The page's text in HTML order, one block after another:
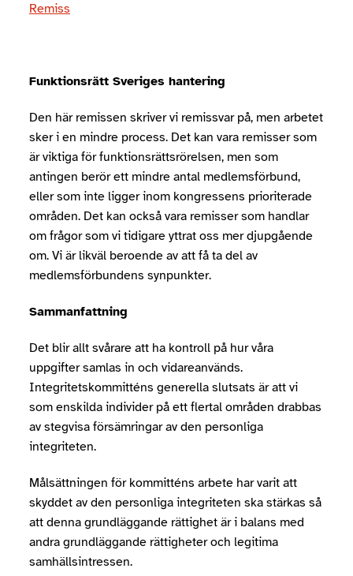
Remiss
Funktionsrätt Sveriges hantering
Den här remissen skriver vi remissvar på, men arbetet
sker i en mindre process. Det kan vara remisser som
är viktiga för funktionsrättsrörelsen, men som
antingen berör ett mindre antal medlemsförbund,
eller som inte ligger inom kongressens prioriterade
områden. Det kan också vara remisser som handlar
om frågor som vi tidigare yttrat oss mer djupgående
om. Vi är likväl beroende av att få ta del av
medlemsförbundens synpunkter.
Sammanfattning
Det blir allt svårare att ha kontroll på hur våra
uppgifter samlas in och vidareanvänds.
Integritetskommitténs generella slutsats är att vi
som enskilda individer på ett flertal områden drabbas
av stegvisa försämringar av den personliga
integriteten.
Målsättningen för kommitténs arbete har varit att
skyddet av den personliga integriteten ska stärkas så
att denna grundläggande rättighet är i balans med
andra grundläggande rättigheter och legitima
samhällsintressen.